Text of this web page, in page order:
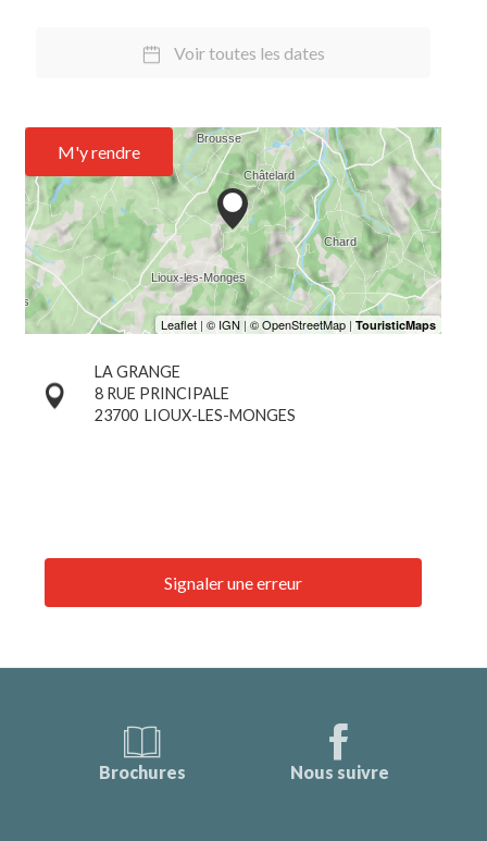
Voir toutes les dates
M'y rendre
LA GRANGE
8 RUE PRINCIPALE
23700 LIOUX-LES-MONGES
Signaler une erreur
Brochures Nous suivre